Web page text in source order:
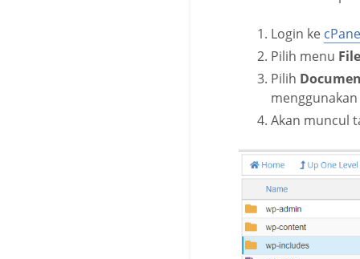
Login ke
Pilih menu
Pilih
Akan muncul